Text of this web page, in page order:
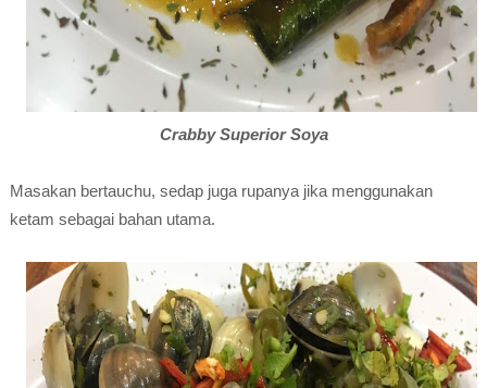
Crabby Superior Soya
Masakan bertauchu, sedap juga rupanya jika menggunakan
ketam sebagai bahan utama.